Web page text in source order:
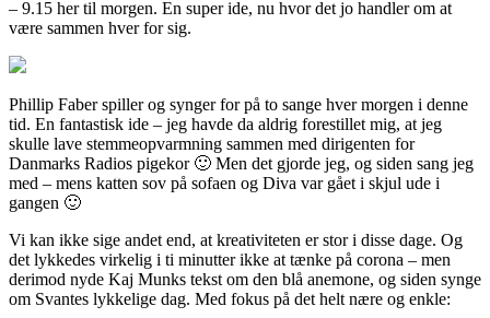
– 9.15 her til morgen. En super ide, nu hvor det jo handler om at
være sammen hver for sig.
Phillip Faber spiller og synger for på to sange hver morgen i denne
tid. En fantastisk ide – jeg havde da aldrig forestillet mig, at jeg
skulle lave stemmeopvarmning sammen med dirigenten for
Danmarks Radios pigekor 🙂 Men det gjorde jeg, og siden sang jeg
med – mens katten sov på sofaen og Diva var gået i skjul ude i
gangen 🙂
Vi kan ikke sige andet end, at kreativiteten er stor i disse dage. Og
det lykkedes virkelig i ti minutter ikke at tænke på corona – men
derimod nyde Kaj Munks tekst om den blå anemone, og siden synge
om Svantes lykkelige dag. Med fokus på det helt nære og enkle: